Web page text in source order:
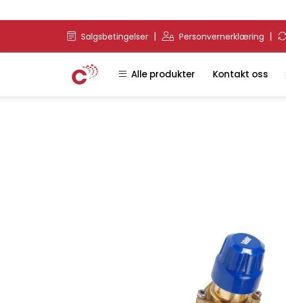
Salgsbetingelser | Personvernerklæring |
Alle produkter Kontakt oss